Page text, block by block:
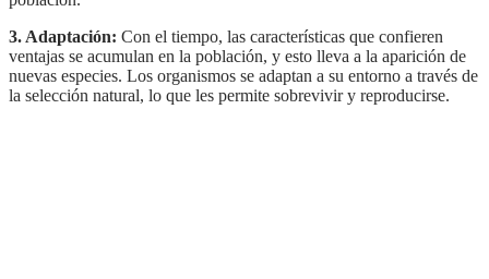
3. Adaptación: Con el tiempo, las características que confieren
ventajas se acumulan en la población, y esto lleva a la aparición de
nuevas especies. Los organismos se adaptan a su entorno a través de
la selección natural, lo que les permite sobrevivir y reproducirse.